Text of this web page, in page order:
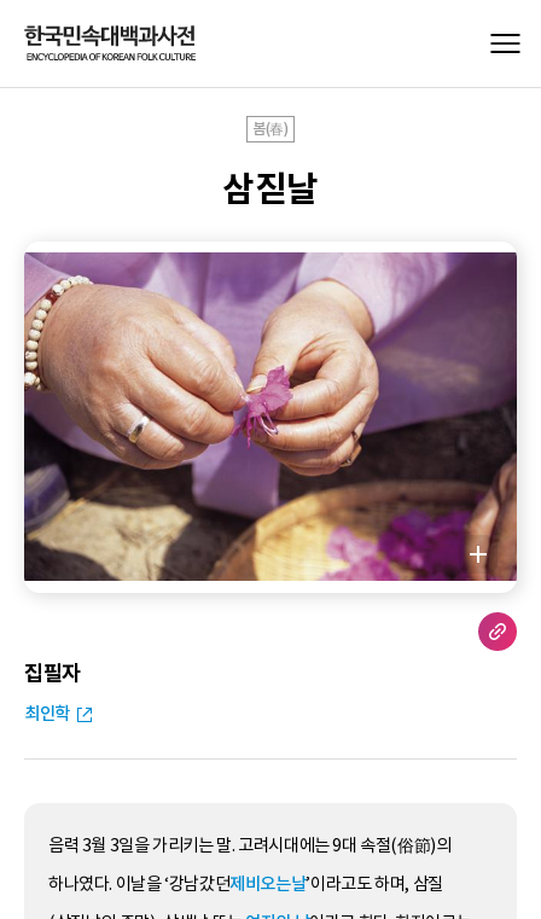
봄(春)
삼짇날
집필자
최인학
음력 3월 3일을 가리키는 말. 고려시대에는 9대 속절(俗節)의
하나였다. 이날을 ‘강남갔던제비오는날’이라고도 하며, 삼질